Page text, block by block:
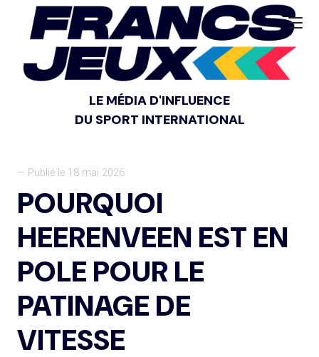
LE MÉDIA D'INFLUENCE
DU SPORT INTERNATIONAL
— Publié le 18 mai 2026
POURQUOI
HEERENVEEN EST EN
POLE POUR LE
PATINAGE DE
VITESSE